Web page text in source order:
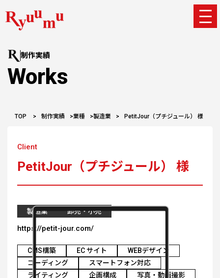
制作実績
Works
TOP > 制作実績 >業種 >製造業 > PetitJour（プチジュール） 様
Client
PetitJour（プチジュール） 様
製造業 卸売・小売
https://petit-jour.com/
CMS構築 EC サイト
WEBデザイン
コーディング
スマートフォン対応
ライティング
企画構成 写真・動画撮影